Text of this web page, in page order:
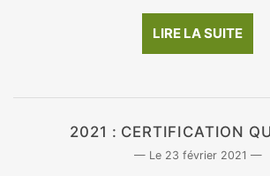
LIRE LA SUITE
2021 : CERTIFICATION
23 février 2021